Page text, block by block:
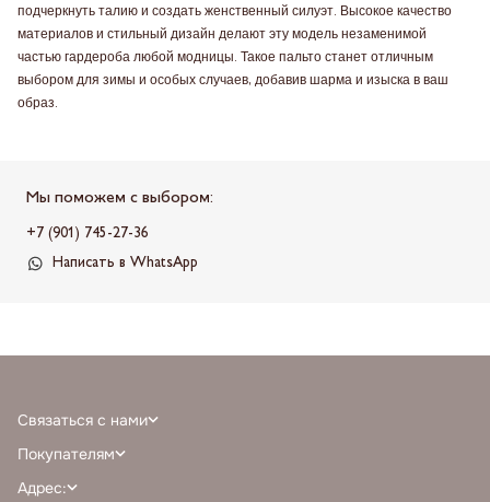
подчеркнуть талию и создать женственный силуэт. Высокое качество
материалов и стильный дизайн делают эту модель незаменимой
частью гардероба любой модницы. Такое пальто станет отличным
выбором для зимы и особых случаев, добавив шарма и изыска в ваш
образ.
Мы поможем с выбором:
+7 (901) 745-27-36
Написать в WhatsApp
Связаться с нами
+7 (968) 388-77-75
Написать в MAX
Покупателям
Личный кабинет
Адрес: